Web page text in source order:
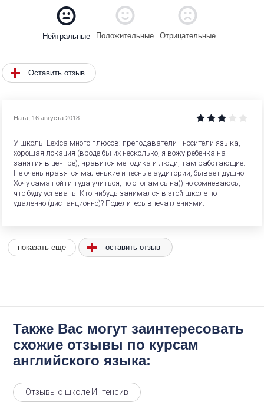
Нейтральные Положительные Отрицательные
Оставить отзыв
Ната, 16 августа 2018
У школы Lexica много плюсов: преподаватели - носители языка,
хорошая локация (вроде бы их несколько, я вожу ребенка на
занятия в центре), нравится методика и люди, там работающие.
Не очень нравятся маленькие и тесные аудитории, бывает душно.
Хочу сама пойти туда учиться, по стопам сына)) но сомневаюсь,
что буду успевать. Кто-нибудь занимался в этой школе по
удаленно (дистанционно)? Поделитесь впечатлениями.
показать еще оставить отзыв
Также Вас могут заинтересовать
схожие отзывы по курсам
английского языка:
Отзывы о школе Интенсив